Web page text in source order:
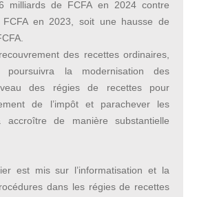
milliards de FCFA en 2024 contre
en 2023, soit une hausse de
des recettes ordinaires,
poursuivra la modernisation des
des régies de recettes pour
de l’impôt et parachever les
accroître de manière substantielle
est mis sur l’informatisation et la
dans les régies de recettes